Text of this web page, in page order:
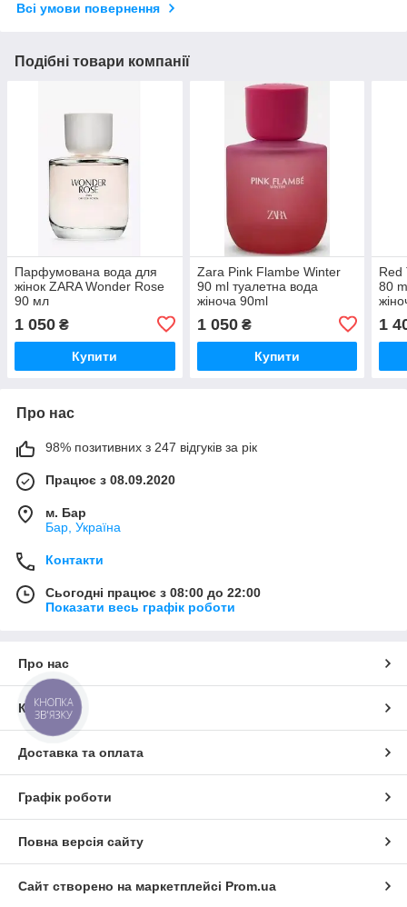
Всі умови повернення
Подібні товари компанії
Парфумована вода для
жінок ZARA Wonder Rose
90 мл
1 050 ₴
Купити
Zara Pink Flambe Winter
90 ml туалетна вода
жіноча 90ml
1 050₴
Купити
Red
80
1
Про нас
98% позитивних з 247 відгуків за рік
Працює з 08.09.2020
м. Бар
Бар, Україна
Контакти
Сьогодні працює з 08:00 до 22:00
Показати весь графік роботи
Про нас
Контакти
Доставка та оплата
Графік роботи
Повна версія сайту
Сайт створено на маркетплейсі Prom.ua
КНОПКА
ЗВ'ЯЗКУ